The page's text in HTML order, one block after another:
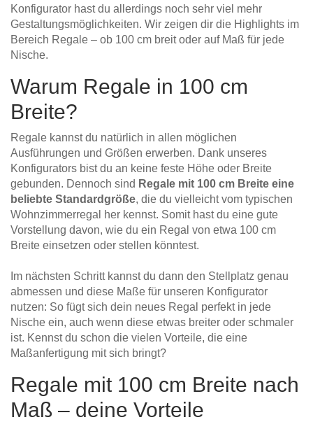
Konfigurator hast du allerdings noch sehr viel mehr
Gestaltungsmöglichkeiten. Wir zeigen dir die Highlights im
Bereich Regale – ob 100 cm breit oder auf Maß für jede
Nische.
Warum Regale in 100 cm
Breite?
Regale kannst du natürlich in allen möglichen
Ausführungen und Größen erwerben. Dank unseres
Konfigurators bist du an keine feste Höhe oder Breite
gebunden. Dennoch sind Regale mit 100 cm Breite eine
beliebte Standardgröße, die du vielleicht vom typischen
Wohnzimmerregal her kennst. Somit hast du eine gute
Vorstellung davon, wie du ein Regal von etwa 100 cm
Breite einsetzen oder stellen könntest.
Im nächsten Schritt kannst du dann den Stellplatz genau
abmessen und diese Maße für unseren Konfigurator
nutzen: So fügt sich dein neues Regal perfekt in jede
Nische ein, auch wenn diese etwas breiter oder schmaler
ist. Kennst du schon die vielen Vorteile, die eine
Maßanfertigung mit sich bringt?
Regale mit 100 cm Breite nach
Maß – deine Vorteile